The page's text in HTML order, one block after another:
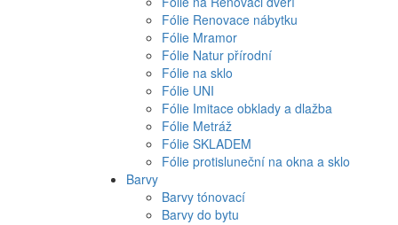
Fólie Renovace nábytku
Fólie Mramor
Fólie Natur přírodní
Fólie na sklo
Fólie UNI
Fólie Imitace obklady a dlažba
Fólie Metráž
Fólie SKLADEM
Fólie protisluneční na okna a sklo
Barvy
Barvy tónovací
Barvy do bytu